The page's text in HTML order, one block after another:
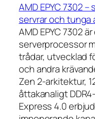
AMD EPYC 7302
servrar och
AMD EPYC 7302
serverprocessor
trådar, utvecklad
och andra
Zen 2-arkitektur,
åttakanaligt
Express 4.0